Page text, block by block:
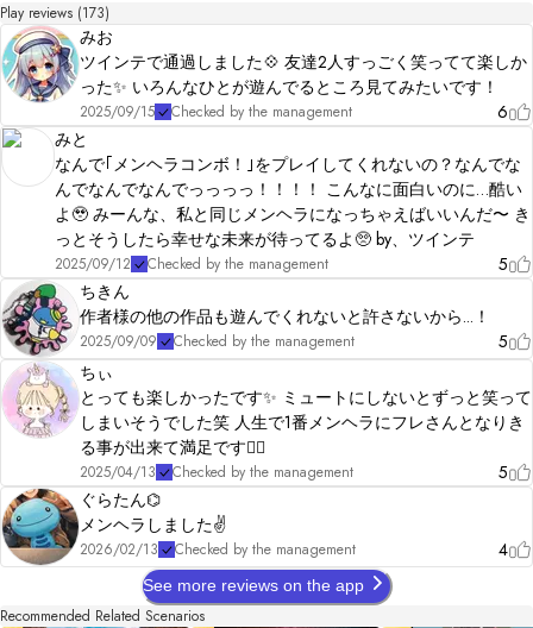
Play reviews (173)
みお
ツインテで通過しました💠 友達2人すっごく笑ってて楽しか
った✨ いろんなひとが遊んでるところ見てみたいです！
2025/09/15 Checked by the management
6
みと
なんで｢メンヘラコンボ！｣をプレイしてくれないの？なんでな
んでなんでなんでっっっっ！！！！ こんなに面白いのに…酷い
よ🥹 みーんな、私と同じメンヘラになっちゃえばいいんだ〜 き
っとそうしたら幸せな未来が待ってるよ🥺 by、ツインテ
2025/09/12 Checked by the management
5
ちきん
作者様の他の作品も遊んでくれないと許さないから...！
2025/09/09 Checked by the management
5
ちぃ
とっても楽しかったです✨️ ミュートにしないとずっと笑って
しまいそうでした笑 人生で1番メンヘラにフレさんとなりき
る事が出来て満足です👍🏻
2025/04/13 Checked by the management
5
ぐらたん⌬
メンヘラしました✌️
2026/02/13 Checked by the management 4
See more reviews on the app
Recommended Related Scenarios